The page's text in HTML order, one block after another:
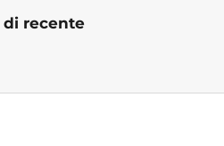
di recente